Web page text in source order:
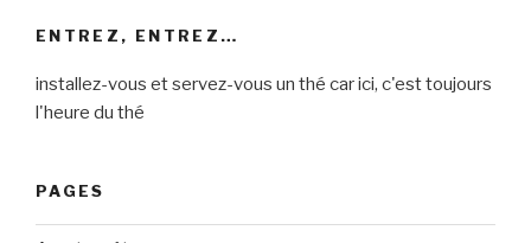
ENTREZ, ENTREZ…
installez-vous et servez-vous un thé car ici, c'est toujours
l'heure du thé
PAGES